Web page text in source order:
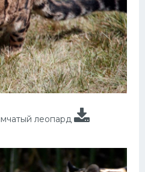
леопард